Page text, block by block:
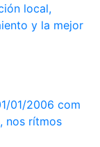
local,
y la mejor
01/2006 com
nos rítmos